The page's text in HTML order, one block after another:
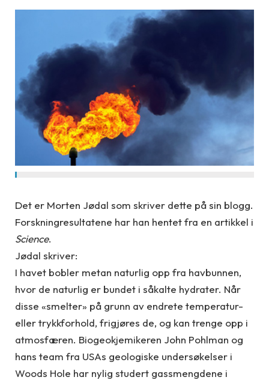
Det er Morten Jødal som skriver dette på sin blogg.
Forskningresultatene har han hentet fra en artikkel i
Science.
Jødal skriver:
I havet bobler metan naturlig opp fra havbunnen,
hvor de naturlig er bundet i såkalte hydrater. Når
disse «smelter» på grunn av endrete temperatur-
eller trykkforhold, frigjøres de, og kan trenge opp i
atmosfæren. Biogeokjemikeren John Pohlman og
hans team fra USAs geologiske undersøkelser i
Woods Hole har nylig studert gassmengdene i